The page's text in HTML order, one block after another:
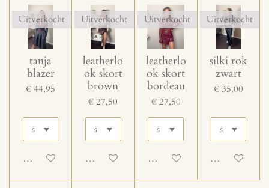
Uitverkocht
tanja
blazer
€ 44,95
Uitgeschakeld
Uitverkocht
leatherlo
ok skort
brown
€ 27,50
Uitgeschakeld
Uitverkocht
leatherlo
ok skort
bordeau
€ 27,50
Uitgeschakeld
Uitverkocht
silki rok
zwart
€ 35,00
Uitgeschakeld